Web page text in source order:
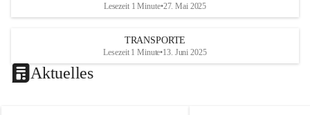
Lesezeit 1 Minute•27. Mai 2025
TRANSPORTE
Lesezeit 1 Minute•13. Juni 2025
Aktuelles